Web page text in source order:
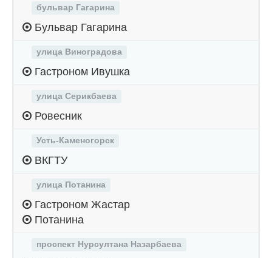
бульвар Гагарина
Бульвар Гагарина
улица Виноградова
Гастроном Ивушка
улица Серикбаева
Ровесник
Усть-Каменогорск
ВКГТУ
улица Потанина
Гастроном Жастар
Потанина
проспект Нурсултана Назарбаева